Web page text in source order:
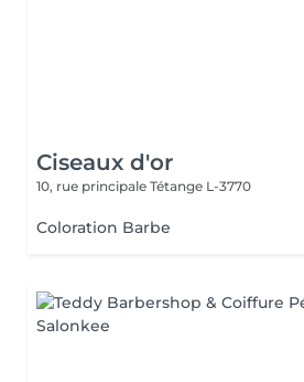
Ciseaux d'or
10, rue principale Tétange L-3770
Coloration Barbe